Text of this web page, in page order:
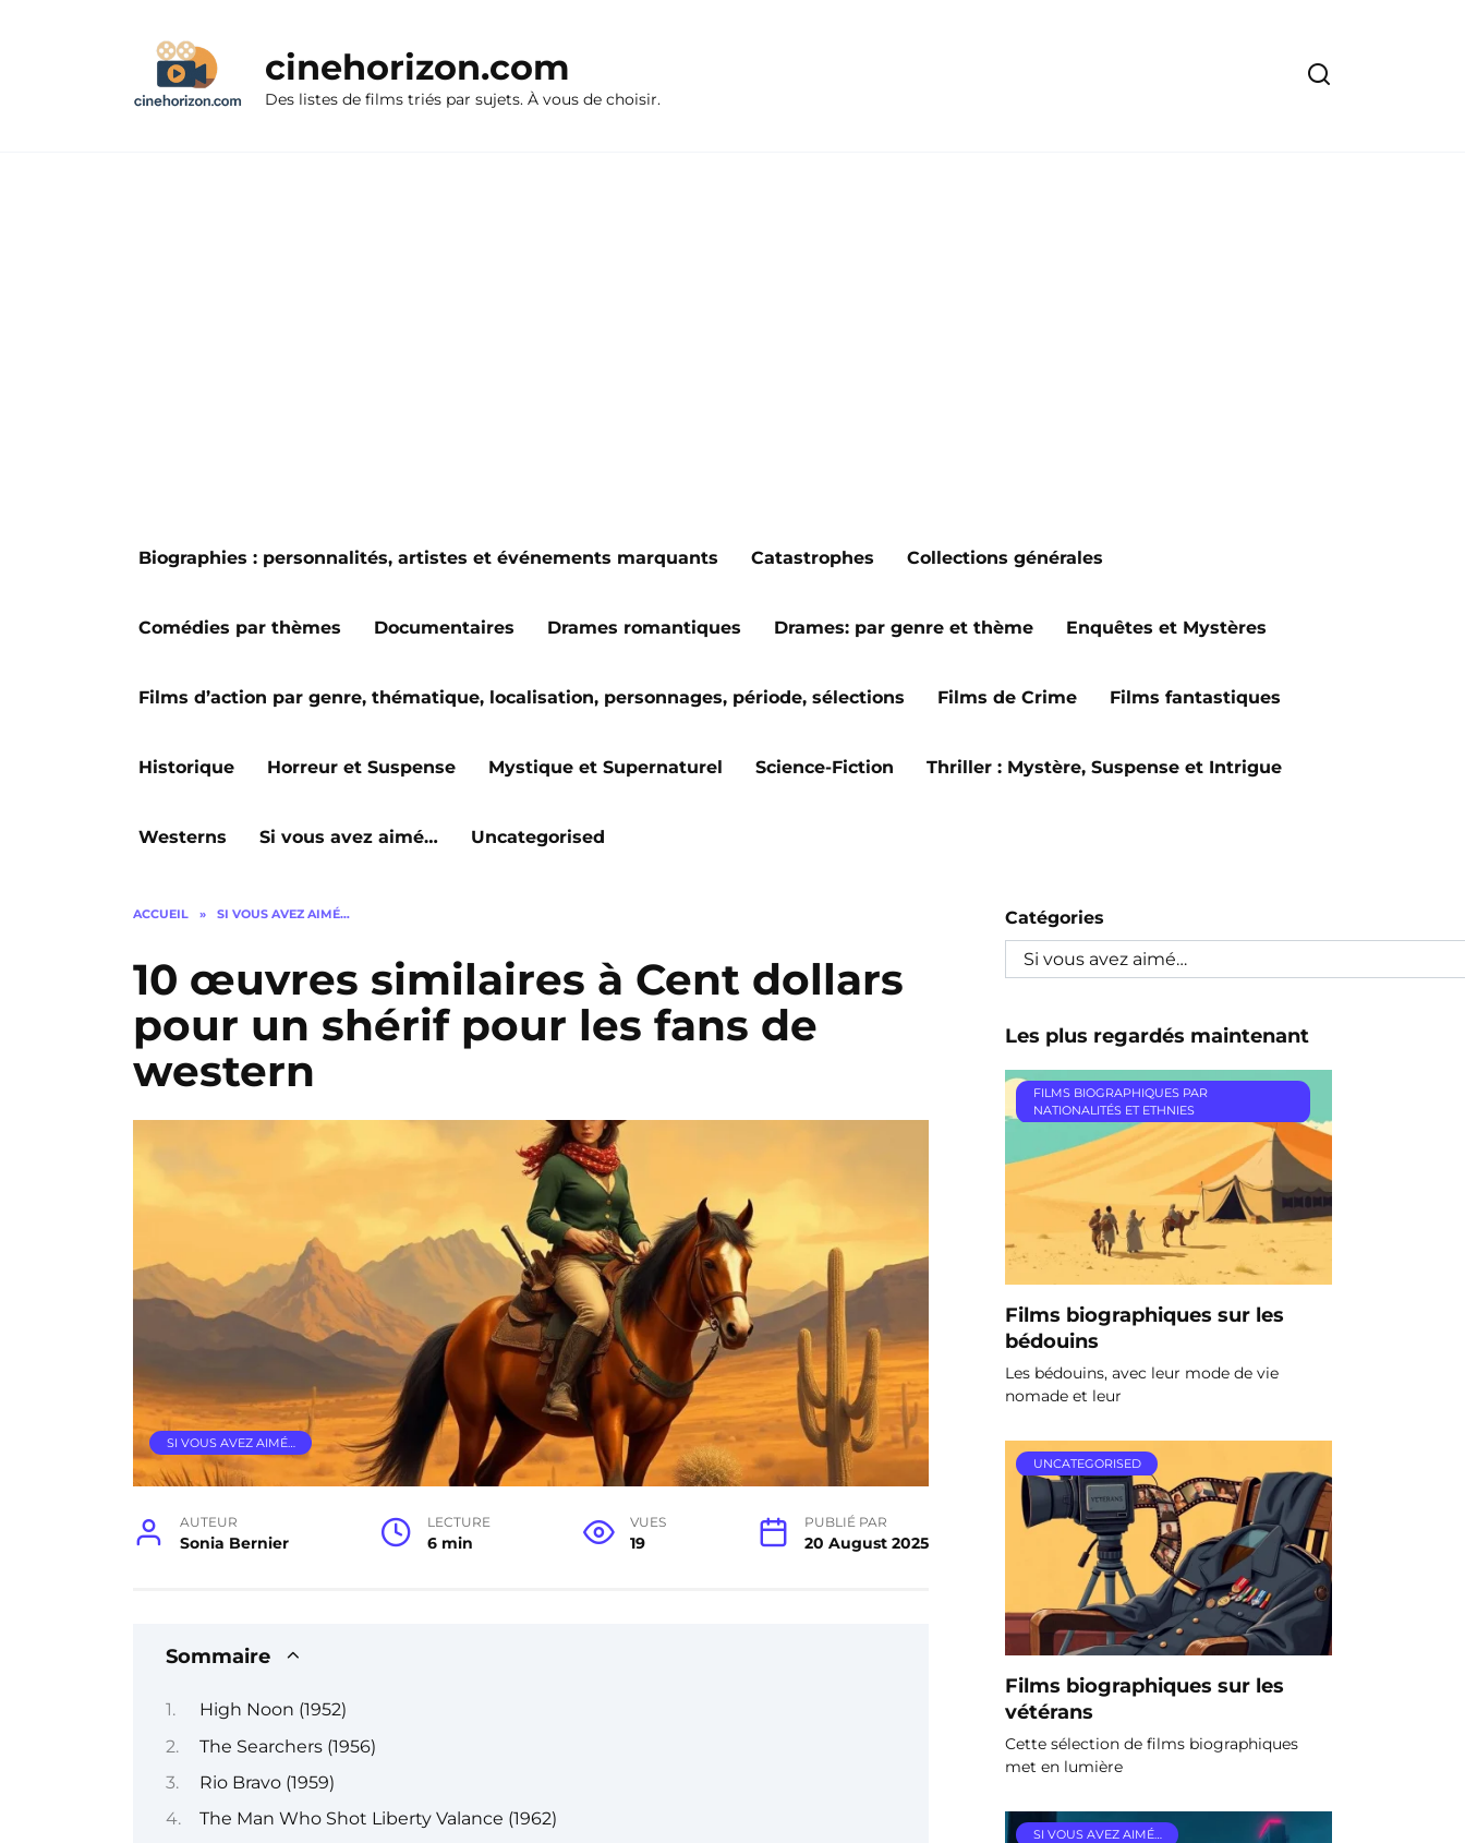
cinehorizon.com
Des listes de films triés par sujets. À vous de choisir.
Biographies : personnalités, artistes et événements marquants Catastrophes Collections générales
Comédies par thèmes Documentaires Drames romantiques Drames: par genre et thème Enquêtes et Mystères
Films d’action par genre, thématique, localisation, personnages, période, sélections Films de Crime Films fantastiques
Historique Horreur et Suspense Mystique et Supernaturel Science-Fiction Thriller : Mystère, Suspense et Intrigue
Westerns Si vous avez aimé… Uncategorised
ACCUEIL » SI VOUS AVEZ AIMÉ…
10 œuvres similaires à Cent dollars
pour un shérif pour les fans de
western
SI VOUS AVEZ AIMÉ…
AUTEUR
Sonia Bernier
LECTURE
6 min
VUES
19
PUBLIÉ PAR
20 August 2025
Sommaire
High Noon (1952)
The Searchers (1956)
Rio Bravo (1959)
The Man Who Shot Liberty Valance (1962)
Catégories
Les plus regardés maintenant
FILMS BIOGRAPHIQUES PAR
NATIONALITÉS ET ETHNIES
Films biographiques sur les
bédouins
Les bédouins, avec leur mode de vie
nomade et leur
UNCATEGORISED
Films biographiques sur les
vétérans
Cette sélection de films biographiques
met en lumière
SI VOUS AVEZ AIMÉ…